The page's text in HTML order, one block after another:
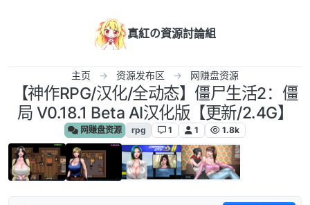
真紅の資源討論組
主页 资源发布区 网赚盘资源
【神作RPG/汉化/全动态】僵尸生活2：僵
局 V0.18.1 Beta AI汉化版【更新/2.4G】
网赚盘资源 rpg 1 1 1.8k